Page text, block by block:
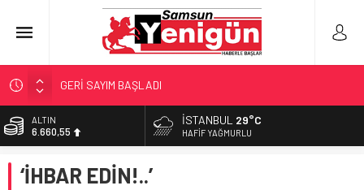
GERİ SAYIM BAŞLADI
SAMSUNSPOR’DA HEDEF 5’İNCİLİK!
‘BAFRA’YA YATIRIM YAPIN!’
YÖNETİCİ SEÇERKEN YAPILAN EN BÜYÜK HATALAR
ALTIN
6.660,55
13.779,39
İSTANBUL 29°C
HAFIF YAĞMURLU
‘İHBAR EDİN!..’